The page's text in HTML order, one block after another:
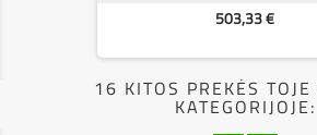
Kaina
503,33 €
16 KITOS PREKĖS TOJE
KATEGORIJOJE: